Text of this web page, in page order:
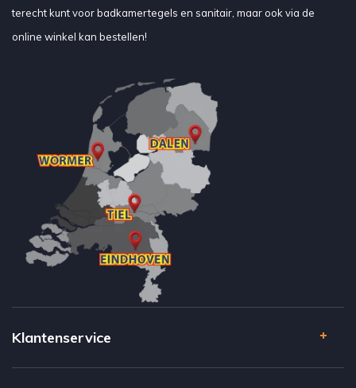
terecht kunt voor badkamertegels en sanitair, maar ook via de
online winkel kan bestellen!
Klantenservice